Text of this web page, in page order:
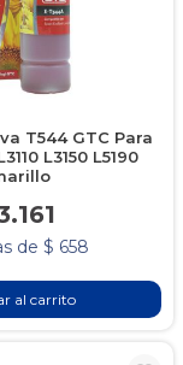
T544 GTC Para
L3150 L5190
de $ 658
al carrito